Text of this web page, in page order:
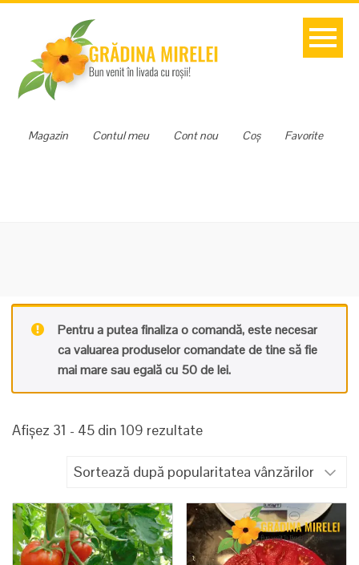
Favorite
Coș
Cont nou
Contul meu
Magazin
Pentru a putea finaliza o comandă, este necesar
ca valuarea produselor comandate de tine să fie
mai mare sau egală cu 50 de lei.
Afișez 31 - 45 din 109 rezultateSortat
popularitate